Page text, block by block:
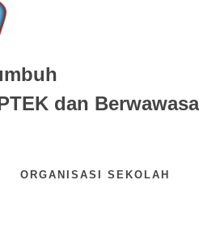
dan
ORGANISASI SEKOLAH